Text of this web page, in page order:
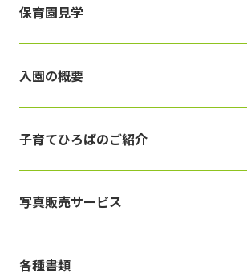
保育園見学
入園の概要
子育てひろばのご紹介
写真販売サービス
各種書類